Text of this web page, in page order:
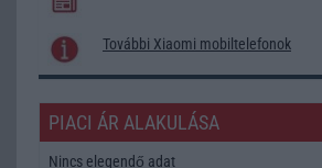
További Xiaomi mobiltelefonok
PIACI ÁR ALAKULÁSA
Nincs elegendő adat